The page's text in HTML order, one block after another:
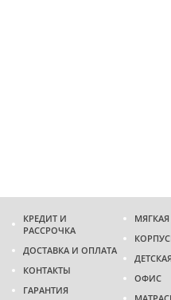
КРЕДИТ И
РАССРОЧКА
ДОСТАВКА И ОПЛАТА
КОНТАКТЫ
ГАРАНТИЯ
МЯГКАЯ
ДЕТСКАЯ
ОФИС